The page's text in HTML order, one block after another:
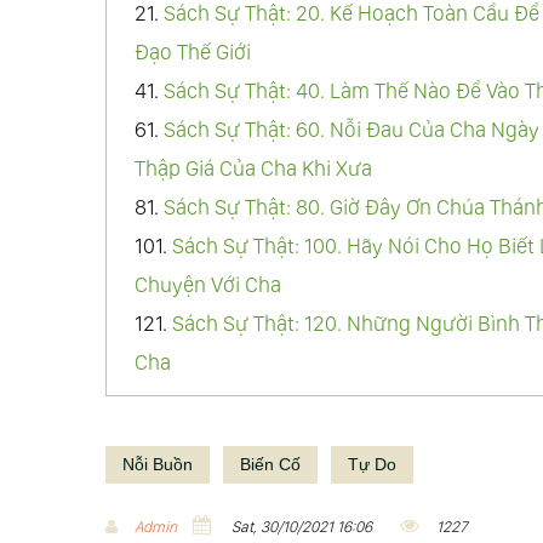
663.Sách Sự Thật: 662. Đức Trinh Nữ
Sống Trong Đau Đớn Và Bóng Tối
664.Sách Sự Thật: 663. Ta Kêu Gọi Tất
Của Ta
665. Sách Sự Thật: 664. Đức Trinh Nữ
Các Kitô Hữu
666.Sách Sự Thật: 665. Hãy Đọc Chiến
667.Sách Sự Thật: 666. Chỉ Nhờ Vào
Hữu. Chỉ Nhờ Vào Tình Yêu Của Thiên
668.
669.Sách Sự Thật: 668. Khi Các Con
670.Sách Sự Thật: 669. Giờ Đây Ta Ban
671.
Sách Sự Thật: 670. Kế Hoạch Để
21. Sách Sự Thật: 20. Kế Hoạch Toàn Cầu
Đạo Thế Giới
41. Sách Sự Thật: 40. Làm Thế Nào Để Vào
61. Sách Sự Thật: 60. Nỗi Đau Của Cha
Thập Giá Của Cha Khi Xưa
81. Sách Sự Thật: 80. Giờ Đây Ơn Chúa
101. Sách Sự Thật: 100. Hãy Nói Cho Họ
Chuyện Với Cha
121. Sách Sự Thật: 120. Những Người Bình
Cha
141.Sách Sự Thật: 140. Hãy Quy Tụ Gia
181.Sách Sự Thật: 180. Đạo Binh Của Cha
Người
Nỗi Buồn Biến Cố Tự Do
Admin Sat, 30/10/2021 16:06 1227